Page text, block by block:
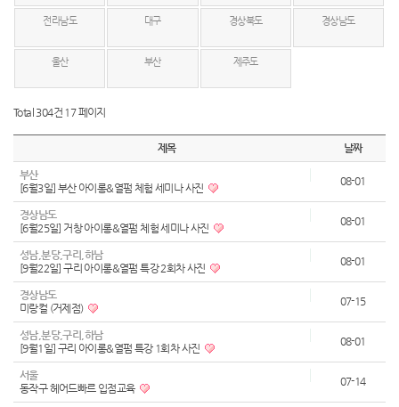
전라남도 대구 경상북도 경상남도
울산 부산 제주도
Total 304건 17 페이지
제목 날짜
부산
[6월3일] 부산 아이롱&열펌 체험 세미나 사진
08-01
경상남도
[6월25일] 거창 아이롱&열펌 체험 세미나 사진
08-01
성남,분당,구리,하남
[9월22일] 구리 아이롱&열펌 특강 2회차 사진
08-01
경상남도
미랑컬 (거제점)
07-15
성남,분당,구리,하남
[9월1일] 구리 아이롱&열펌 특강 1회차 사진
08-01
서울
동작구 헤어드빠르 입점교육
07-14